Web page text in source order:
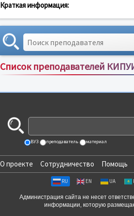
Краткая информация:
Список преподавателей
Сортировка по:
ВУЗ преподаватель материал
О проекте Сотрудничество Помощь
RU EN UA
Администрация сайта не несет
информации, которую